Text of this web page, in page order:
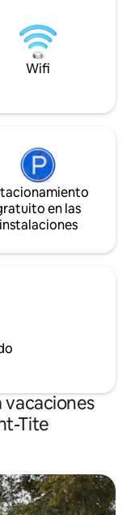
🏖 Playa en el
Wifi
en las
instalaciones
vacaciones
Tite